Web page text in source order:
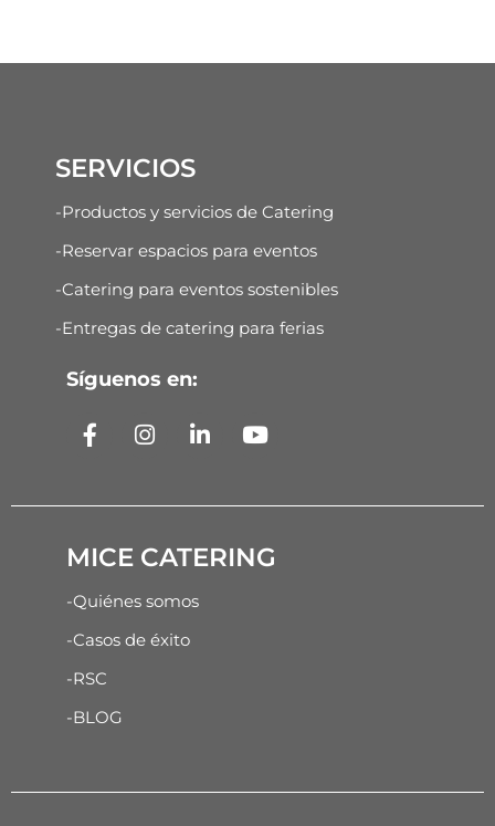
SERVICIOS
-Productos y servicios de Catering
-Reservar espacios para eventos
-Catering para eventos sostenibles
-Entregas de catering para ferias
Síguenos en:
MICE CATERING
-Quiénes somos
-Casos de éxito
-RSC
-BLOG